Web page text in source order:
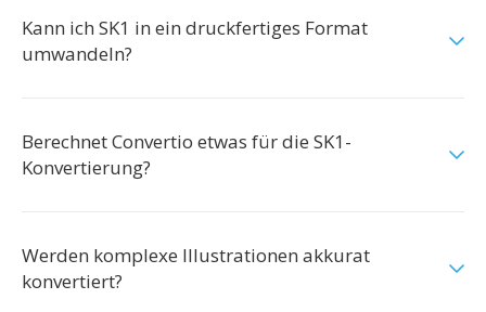
Kann ich SK1 in ein druckfertiges Format
umwandeln?
Berechnet Convertio etwas für die SK1-
Konvertierung?
Werden komplexe Illustrationen akkurat
konvertiert?